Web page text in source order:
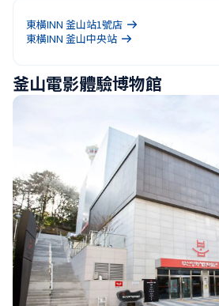
東橫INN 釜山站1號店
東橫INN 釜山中央站
釜山電影體驗博物館